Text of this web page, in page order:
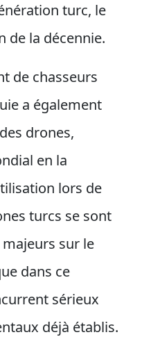
turc, le
de la décennie.
de chasseurs
a également
drones,
en la
lors de
turcs se sont
sur le
dans ce
sérieux
déjà établis.